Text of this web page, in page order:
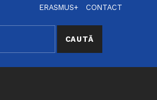
ERASMUS+
CONTACT